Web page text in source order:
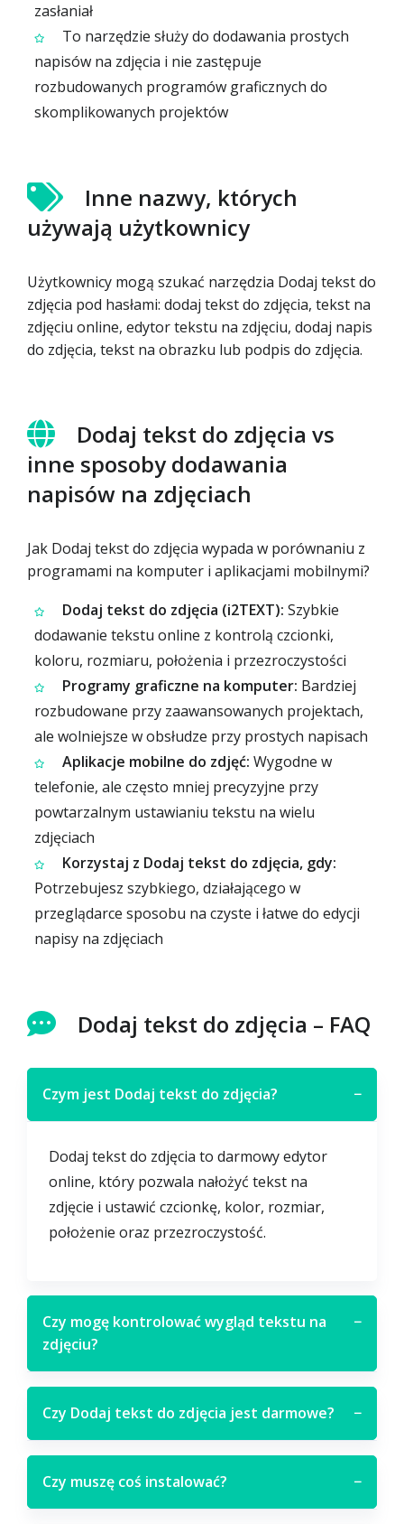
zasłaniał
To narzędzie służy do dodawania prostych
napisów na zdjęcia i nie zastępuje
rozbudowanych programów graficznych do
skomplikowanych projektów
Inne nazwy, których
używają użytkownicy
Użytkownicy mogą szukać narzędzia Dodaj tekst do
zdjęcia pod hasłami: dodaj tekst do zdjęcia, tekst na
zdjęciu online, edytor tekstu na zdjęciu, dodaj napis
do zdjęcia, tekst na obrazku lub podpis do zdjęcia.
Dodaj tekst do zdjęcia vs
inne sposoby dodawania
napisów na zdjęciach
Jak Dodaj tekst do zdjęcia wypada w porównaniu z
programami na komputer i aplikacjami mobilnymi?
Dodaj tekst do zdjęcia (i2TEXT): Szybkie
dodawanie tekstu online z kontrolą czcionki,
koloru, rozmiaru, położenia i przezroczystości
Programy graficzne na komputer: Bardziej
rozbudowane przy zaawansowanych projektach,
ale wolniejsze w obsłudze przy prostych napisach
Aplikacje mobilne do zdjęć: Wygodne w
telefonie, ale często mniej precyzyjne przy
powtarzalnym ustawianiu tekstu na wielu
zdjęciach
Korzystaj z Dodaj tekst do zdjęcia, gdy:
Potrzebujesz szybkiego, działającego w
przeglądarce sposobu na czyste i łatwe do edycji
napisy na zdjęciach
Dodaj tekst do zdjęcia – FAQ
Czym jest Dodaj tekst do zdjęcia? −
Dodaj tekst do zdjęcia to darmowy edytor
online, który pozwala nałożyć tekst na
zdjęcie i ustawić czcionkę, kolor, rozmiar,
położenie oraz przezroczystość.
Czy mogę kontrolować wygląd tekstu na
zdjęciu?
−
Czy Dodaj tekst do zdjęcia jest darmowe? −
Czy muszę coś instalować? −